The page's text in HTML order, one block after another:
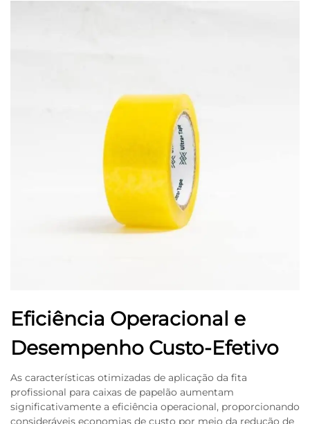
Eficiência Operacional e
Desempenho Custo-Efetivo
As características otimizadas de aplicação da fita
profissional para caixas de papelão aumentam
significativamente a eficiência operacional, proporcionando
consideráveis economias de custo por meio da redução de